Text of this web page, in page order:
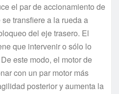
el par de accionamiento de
transfiere a la rueda a
del eje trasero. El
que intervenir o sólo lo
este modo, el motor de
con un par motor más
posterior y aumenta la